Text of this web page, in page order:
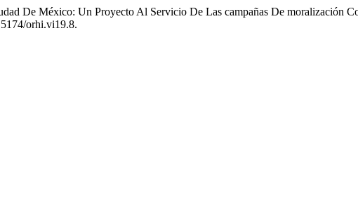
De México: Un Proyecto Al Servicio De Las campañas De moralización
orhi.vi19.8.